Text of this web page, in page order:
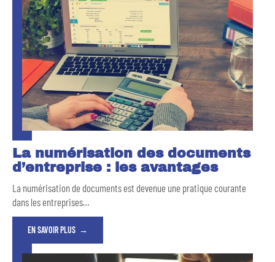
La numérisation des documents
d’entreprise : les avantages
La numérisation de documents est devenue une pratique courante
dans les entreprises…
EN SAVOIR PLUS